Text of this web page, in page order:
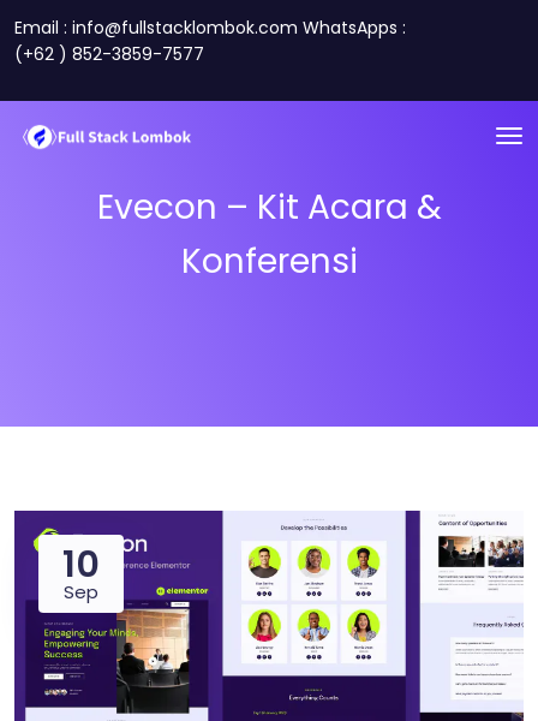
Email : info@fullstacklombok.com WhatsApps :
(+62 ) 852-3859-7577
Evecon – Kit Acara &
Konferensi
10
Sep